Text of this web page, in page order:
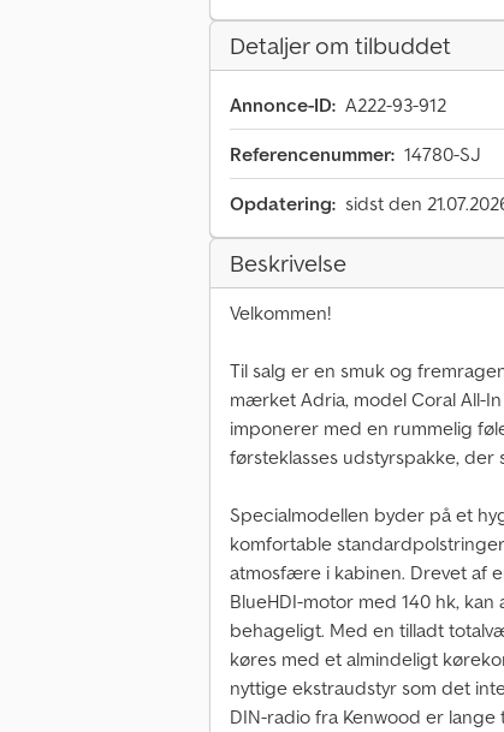
Detaljer om tilbuddet
Annonce-ID: A222-93-912
Referencenummer: 14780-SJ
Opdatering: sidst den
Beskrivelse
Velkommen!
Til salg er en smuk og
mærket Adria, model Coral All-
imponerer med en rummelig
førsteklasses udstyrspakke, der
Specialmodellen byder på et
komfortable
atmosfære i kabinen. Drevet af
BlueHDI-motor med 140 hk,
behageligt. Med en tilladt
køres med et almindeligt
nyttige ekstraudstyr som det
DIN-radio fra Kenwood er